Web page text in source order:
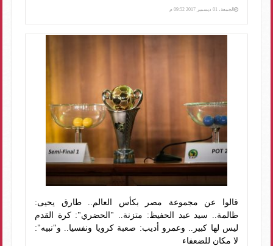
الجمعة، 01 ديسمبر 2017 09:52 م
قالوا عن مجموعة مصر بكأس العالم.. طارق يحيى:
ظالمة.. سيد عبد الحفيظ: متزنة.. "الحضري": كرة القدم
ليس لها كبير.. وعمرو أديب: صعبة كرويا ونفسيا.. و"نبيه":
لا مكان للضعفاء